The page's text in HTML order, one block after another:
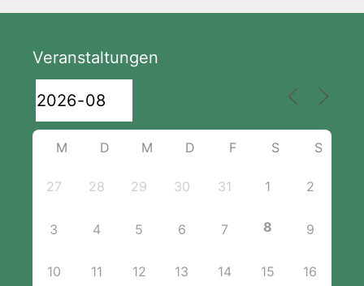
Veranstaltungen
M D M D F S S
27 28 29 30 31 1 2
3 4 5 6 7 8 9
10 11 12 13 14 15 16